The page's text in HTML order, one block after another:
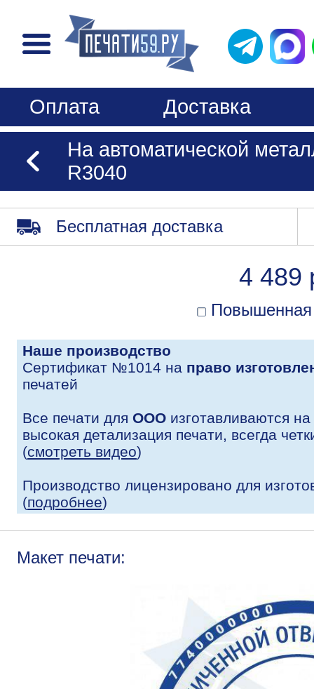
Оплата
Доставка
На автоматической
R3040
Бесплатная доставка
4 489
Повышенная
Наше производство
Сертификат №1014 на право
печатей
Все печати для ООО изготавливаются
высокая детализация печати, всегда
(смотреть видео)
Производство лицензировано для
(подробнее)
Макет печати: